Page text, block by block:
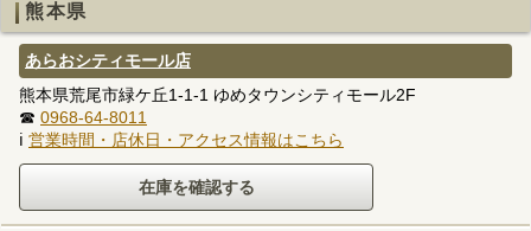
熊本県
あらおシティモール店
熊本県荒尾市緑ケ丘1-1-1 ゆめタウンシティモール2F
☎ 0968-64-8011
ℹ 営業時間・店休日・アクセス情報はこちら